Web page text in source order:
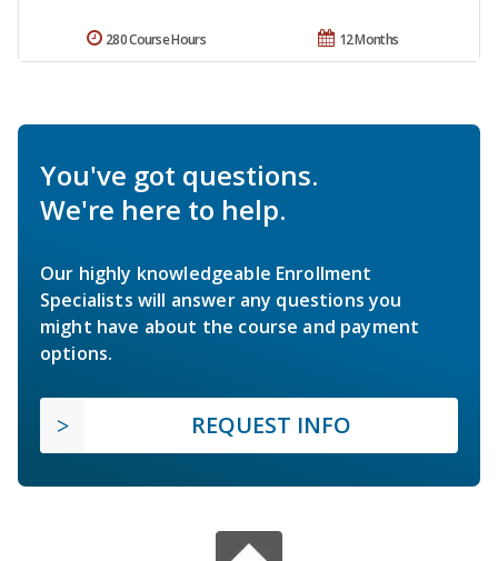
12 Months
280 Course Hours
You've got questions.
We're here to help.
Our highly knowledgeable Enrollment
Specialists will answer any questions you
might have about the course and payment
options.
REQUEST INFO